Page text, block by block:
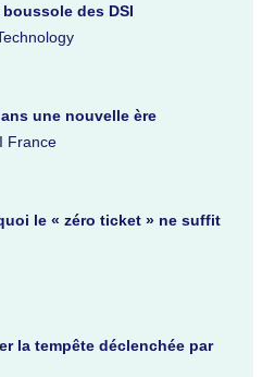
des DSI
une nouvelle ère
France
le « zéro ticket » ne suffit
la tempête déclenchée par